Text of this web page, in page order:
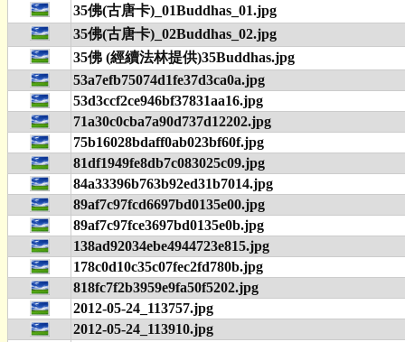
35佛(古唐卡)_01Buddhas_01.jpg
35佛(古唐卡)_02Buddhas_02.jpg
35佛 (經續法林提供)35Buddhas.jpg
53a7efb75074d1fe37d3ca0a.jpg
53d3ccf2ce946bf37831aa16.jpg
71a30c0cba7a90d737d12202.jpg
75b16028bdaff0ab023bf60f.jpg
81df1949fe8db7c083025c09.jpg
84a33396b763b92ed31b7014.jpg
89af7c97fcd6697bd0135e00.jpg
89af7c97fce3697bd0135e0b.jpg
138ad92034ebe4944723e815.jpg
178c0d10c35c07fec2fd780b.jpg
818fc7f2b3959e9fa50f5202.jpg
2012-05-24_113757.jpg
2012-05-24_113910.jpg